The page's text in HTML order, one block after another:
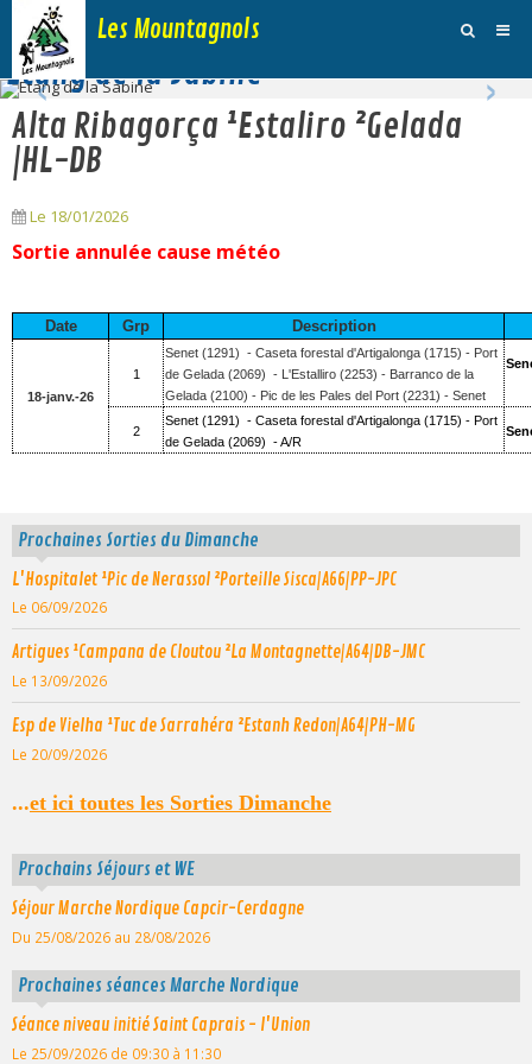
Les Mountagnols
Activités
Agenda
Adhésions et Club
Galerie Vidéos
Traces
Sites
Etang de la Sabine
‹ ›
Alta Ribagorça ¹Estaliro ²Gelada
|HL-DB
Le 18/01/2026
Sortie annulée cause météo
Date Grp Description
18-janv.-26
1
Senet (1291) - Caseta forestal d'Artigalonga (1715) - Port
de Gelada (2069) - L'Estalliro (2253) - Barranco de la
Gelada (2100) - Pic de les Pales del Port (2231) - Senet
2
Senet (1291) - Caseta forestal d'Artigalonga (1715) - Port
de Gelada (2069) - A/R
Prochaines Sorties du Dimanche
L'Hospitalet ¹Pic de Nerassol ²Porteille Sisca|A66|PP-JPC
Le 06/09/2026
Artigues ¹Campana de Cloutou ²La Montagnette|A64|DB-JMC
Le 13/09/2026
Esp de Vielha ¹Tuc de Sarrahéra ²Estanh Redon|A64|PH-MG
Le 20/09/2026
...et ici toutes les Sorties Dimanche
Prochains Séjours et WE
Séjour Marche Nordique Capcir-Cerdagne
Du 25/08/2026 au 28/08/2026
Prochaines séances Marche Nordique
Séance niveau initié Saint Caprais - l'Union
Le 25/09/2026 de 09:30 à 11:30